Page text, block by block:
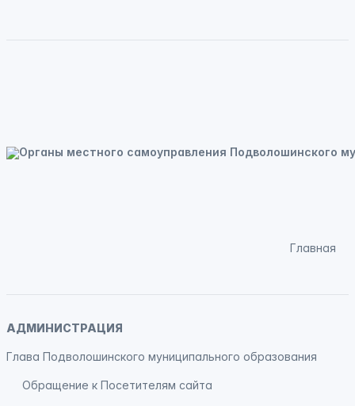
Главная
АДМИНИСТРАЦИЯ
Глава Подволошинского муниципального образования
Обращение к Посетителям сайта